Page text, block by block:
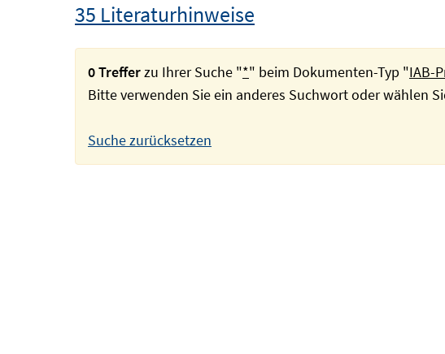
35 Literaturhinweise
0 Trefferzu Ihrer Suche "*" beim Dokumenten-Typ "IAB-
Bitte verwenden Sie ein anderes Suchwort oder wählen
Suche zurücksetzen